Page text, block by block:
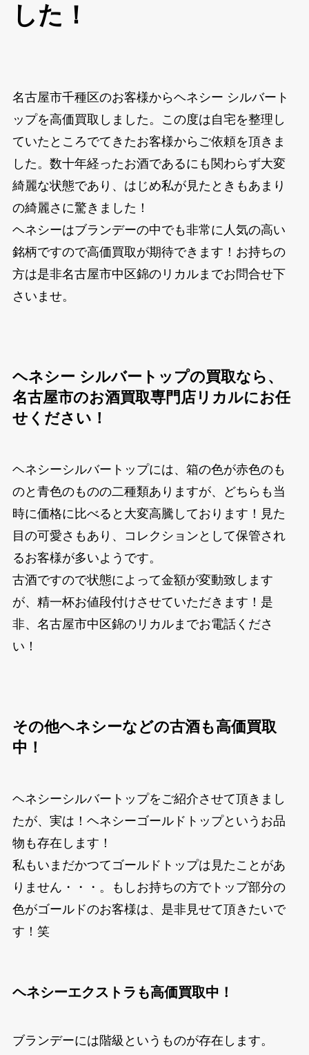
した！
名古屋市千種区のお客様からヘネシー シルバート
ップを高価買取しました。この度は自宅を整理し
ていたところでてきたお客様からご依頼を頂きま
した。数十年経ったお酒であるにも関わらず大変
綺麗な状態であり、はじめ私が見たときもあまり
の綺麗さに驚きました！
ヘネシーはブランデーの中でも非常に人気の高い
銘柄ですので高価買取が期待できます！お持ちの
方は是非名古屋市中区錦のリカルまでお問合せ下
さいませ。
ヘネシー シルバートップの買取なら、
名古屋市のお酒買取専門店リカルにお任
せください！
ヘネシーシルバートップには、箱の色が赤色のも
のと青色のものの二種類ありますが、どちらも当
時に価格に比べると大変高騰しております！見た
目の可愛さもあり、コレクションとして保管され
るお客様が多いようです。
古酒ですので状態によって金額が変動致します
が、精一杯お値段付けさせていただきます！是
非、名古屋市中区錦のリカルまでお電話くださ
い！
その他ヘネシーなどの古酒も高価買取
中！
ヘネシーシルバートップをご紹介させて頂きまし
たが、実は！ヘネシーゴールドトップというお品
物も存在します！
私もいまだかつてゴールドトップは見たことがあ
りません・・・。もしお持ちの方でトップ部分の
色がゴールドのお客様は、是非見せて頂きたいで
す！笑
ヘネシーエクストラも高価買取中！
ブランデーには階級というものが存在します。